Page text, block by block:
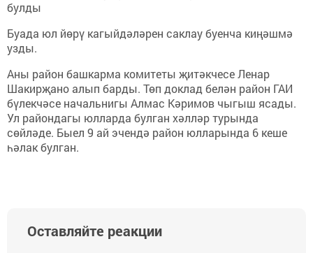
булды
Буада юл йөрү кагыйдәләрен саклау буенча киңәшмә
узды.
Аны район башкарма комитеты җитәкчесе Ленар
Шакирҗано алып барды. Төп доклад белән район ГАИ
бүлекчәсе начальнигы Алмас Кәримов чыгыш ясады.
Ул райондагы юлларда булган хәлләр турында
сөйләде. Быел 9 ай эчендә район юлларында 6 кеше
һәлак булган.
Оставляйте реакции